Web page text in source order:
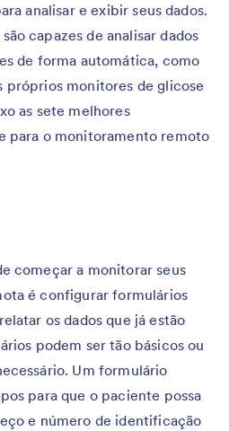
analisar e exibir seus dados.
capazes de analisar dados
de forma automática, como
próprios monitores de glicose
as sete melhores
para o monitoramento remoto
começar a monitorar seus
é configurar formulários
os dados que já estão
podem ser tão básicos ou
Um formulário
para que o paciente possa
e número de identificação